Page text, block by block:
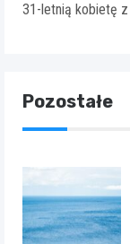
31-letnią kobietę
Pozostałe